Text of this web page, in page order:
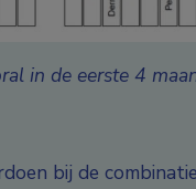
in de eerste 4
bij de